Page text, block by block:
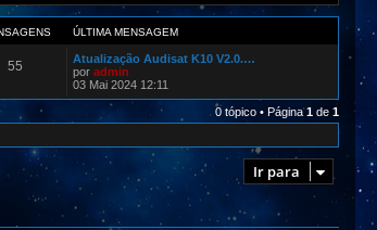
ÚLTIMA MENSAGEM
55
Atualização Audisat K10 V2.0.…
por admin
03 Mai 2024 12:11
0 tópico • Página1 de 1
Ir para